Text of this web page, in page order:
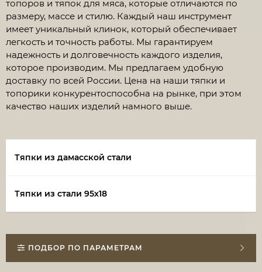
топоров и тяпок для мяса, которые отличаются по
размеру, массе и стилю. Каждый наш инструмент
имеет уникальный клинок, который обеспечивает
легкость и точность работы. Мы гарантируем
надежность и долговечность каждого изделия,
которое производим. Мы предлагаем удобную
доставку по всей России. Цена на наши тяпки и
топорики конкурентоспособна на рынке, при этом
качество наших изделий намного выше.
Тяпки из дамасской стали
Тяпки из стали 95х18
ПОДБОР ПО ПАРАМЕТРАМ